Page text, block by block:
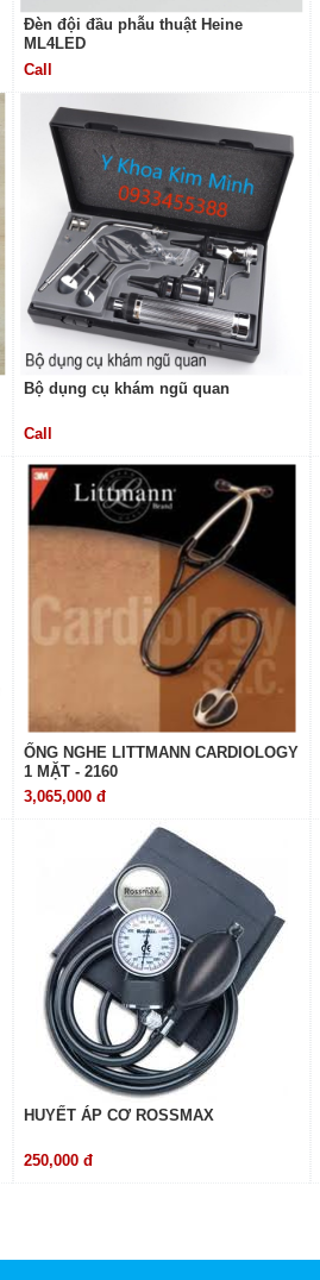
Đèn đội đầu phẫu thuật Heine
ML4LED
Call
Bộ dụng cụ khám ngũ quan
Call
ỐNG NGHE LITTMANN CARDIOLOGY
1 MẶT - 2160
3,065,000 đ
HUYẾT ÁP CƠ ROSSMAX
250,000 đ